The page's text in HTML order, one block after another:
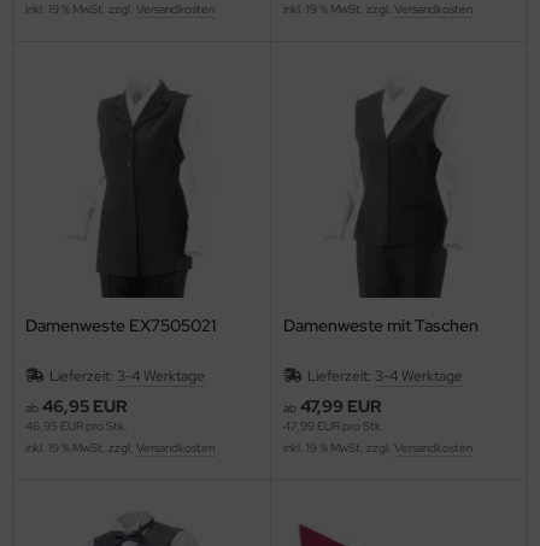
inkl. 19 % MwSt. zzgl. Versandkosten
inkl. 19 % MwSt. zzgl. Versandkosten
Damenweste EX7505021
Lieferzeit: 3-4 Werktage
ab 46,95 EUR
46,95 EUR pro Stk.
inkl. 19 % MwSt. zzgl. Versandkosten
Damenweste mit Taschen
Lieferzeit: 3-4 Werktage
ab 47,99 EUR
47,99 EUR pro Stk.
inkl. 19 % MwSt. zzgl. Versandkosten